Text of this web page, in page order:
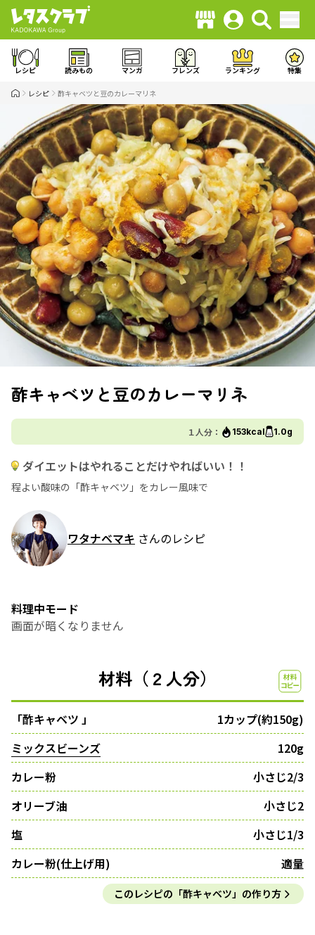
レシピ 読みもの マンガ フレンズ ランキング 特集
レシピ 酢キャベツと豆のカレーマリネ
酢キャベツと豆のカレーマリネ
１人分： 153kcal 1.0g
ダイエットはやれることだけやればいい！！
程よい酸味の「酢キャベツ」をカレー風味で
ワタナベマキ さんのレシピ
料理中モード
画面が暗くなりません
材料（２人分）
「酢キャベツ 」
1カップ(約150g)
ミックスビーンズ
120g
カレー粉
小さじ2/3
オリーブ油
小さじ2
塩
小さじ1/3
カレー粉(仕上げ用)
適量
このレシピの「酢キャベツ」の作り方